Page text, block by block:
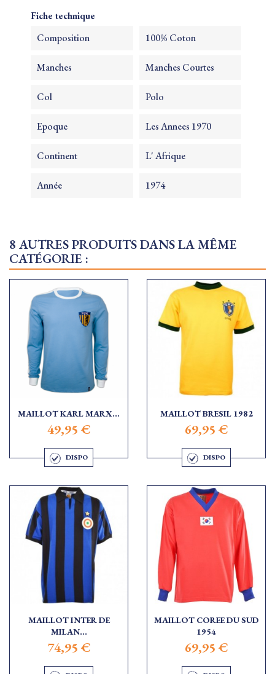
Fiche technique
Composition 100% Coton
Manches Manches Courtes
Col Polo
Epoque Les Annees 1970
Continent L' Afrique
Année 1974
8 AUTRES PRODUITS DANS LA MÊME
CATÉGORIE :
MAILLOT KARL MARX...
49,95 €
DISPO
MAILLOT BRESIL 1982
69,95 €
DISPO
MAILLOT INTER DE
MILAN...
74,95 €
MAILLOT COREE DU SUD
1954
69,95 €